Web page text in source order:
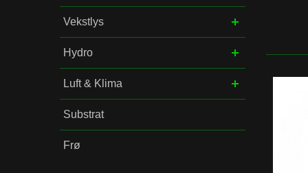
Vekstlys
Hydro
Luft & Klima
Substrat
Frø